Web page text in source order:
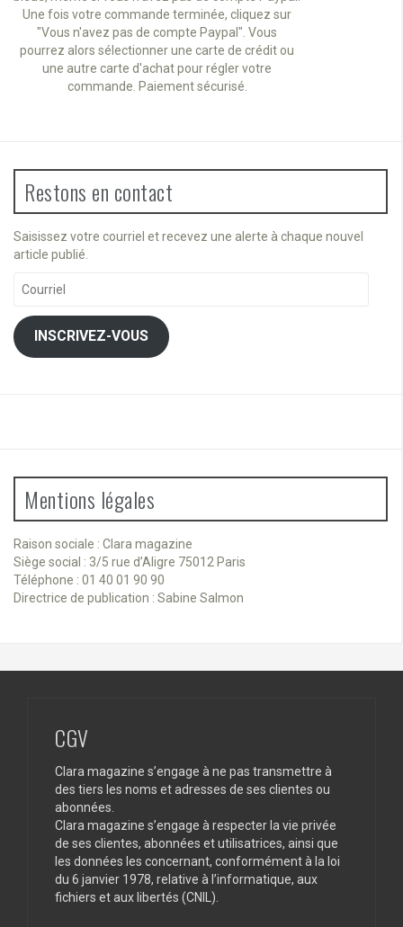
Une fois votre commande terminée, cliquez sur
"Vous n'avez pas de compte Paypal". Vous
pourrez alors sélectionner une carte de crédit ou
une autre carte d'achat pour régler votre
commande. Paiement sécurisé.
Restons en contact
Saisissez votre courriel et recevez une alerte à chaque nouvel
article publié.
INSCRIVEZ-VOUS
Mentions légales
Raison sociale : Clara magazine
Siège social : 3/5 rue d’Aligre 75012 Paris
Téléphone : 01 40 01 90 90
Directrice de publication : Sabine Salmon
CGV
Clara magazine s’engage à ne pas transmettre à
des tiers les noms et adresses de ses clientes ou
abonnées.
Clara magazine s’engage à respecter la vie privée
de ses clientes, abonnées et utilisatrices, ainsi que
les données les concernant, conformément à la loi
du 6 janvier 1978, relative à l’informatique, aux
fichiers et aux libertés (CNIL).